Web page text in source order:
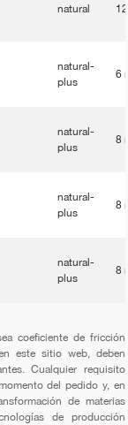
natural
natural-
plus
6
natural-
plus
8
natural-
plus
8
natural-
plus
8
coeficiente de fricción
este sitio web, deben
Cualquier requisito
del pedido y, en
de materias
de producción